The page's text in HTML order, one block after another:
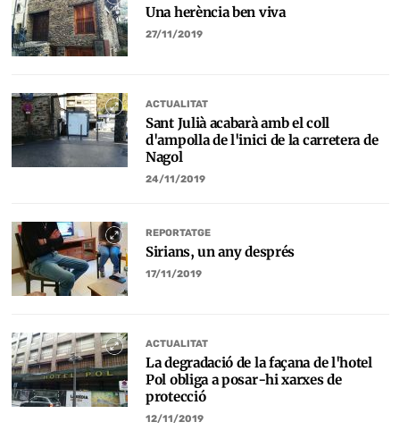
Una herència ben viva
27/11/2019
ACTUALITAT
Sant Julià acabarà amb el coll
d'ampolla de l'inici de la carretera de
Nagol
24/11/2019
REPORTATGE
Sirians, un any després
17/11/2019
ACTUALITAT
La degradació de la façana de l'hotel
Pol obliga a posar-hi xarxes de
protecció
12/11/2019